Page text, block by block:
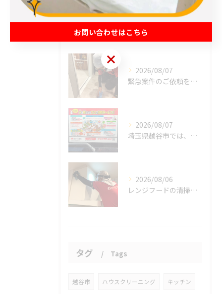
最近の投稿 Recent Posts
2026/08/07
緊急案件のご依頼をいただきました。
2026/08/07
埼玉県越谷市では、働きながら子育てをする家庭が増える中、ハウ...
2026/08/06
レンジフードの清掃、忘れていませんか？
タグ Tags
越谷市 ハウスクリーニング キッチン
お問い合わせはこちら
お問い合わせはこちら